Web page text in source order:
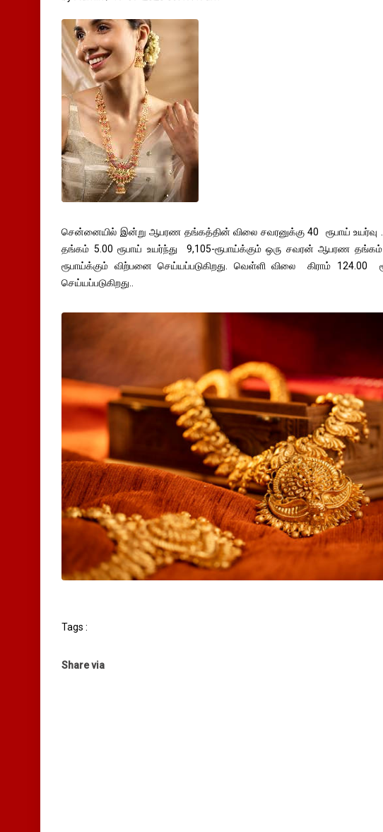
சென்னையில் இன்று ஆபரண தங்கத்தின் விலை சவரனுக்கு 40 ரூபாய் உயர்வு
தங்கம் 5.00 ரூபாய் உயர்ந்து 9,105-ரூபாய்க்கும் ஒரு சவரன் ஆபரண
ரூபாய்க்கும் விற்பனை செய்யப்படுகிறது. வெள்ளி விலை கிராம் 124.00
செய்யப்படுகிறது..
Tags :
Share via